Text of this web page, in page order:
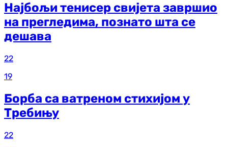
Најбољи тенисер свијета завршио
на прегледима, познато шта се
дешава
22
19
Борба са ватреном стихијом у
Требињу
22